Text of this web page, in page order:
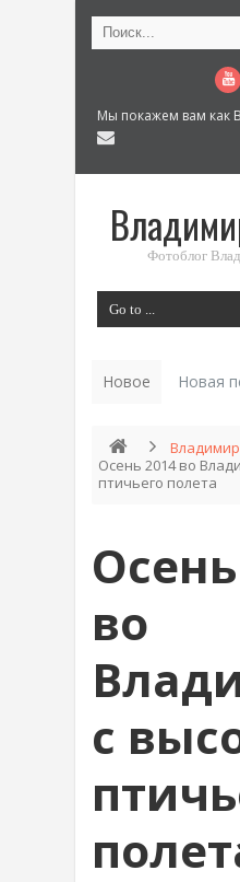
Мы покажем вам как
Фотоблог
Новое Новая
Владимир
Осень 2014 во
птичьего полета
во
с